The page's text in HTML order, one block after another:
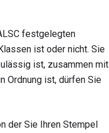
festgelegten
ist oder nicht. Sie
ist, zusammen mit
Ordnung ist, dürfen Sie
der Sie Ihren Stempel